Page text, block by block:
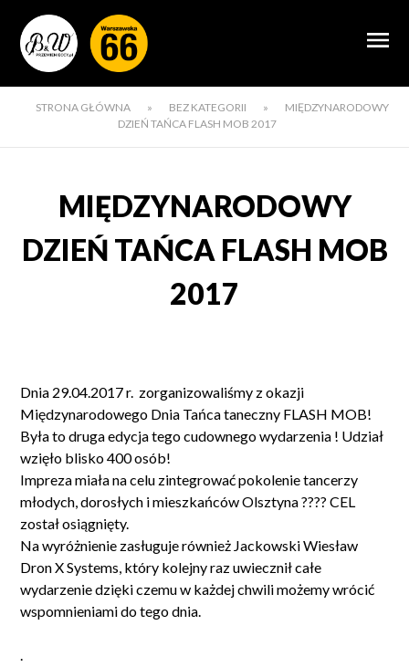
STRONA GŁÓWNA » BEZ KATEGORII »
MIĘDZYNARODOWY
DZIEŃ TAŃCA FLASH MOB 2017
MIĘDZYNARODOWY
DZIEŃ TAŃCA FLASH MOB
2017
Dnia 29.04.2017 r. zorganizowaliśmy z okazji
Międzynarodowego Dnia Tańca taneczny FLASH MOB!
Była to druga edycja tego cudownego wydarzenia ! Udział
wzięło blisko 400 osób!
Impreza miała na celu zintegrować pokolenie tancerzy
młodych, dorosłych i mieszkańców Olsztyna ???? CEL
został osiągnięty.
Na wyróżnienie zasługuje również Jackowski Wiesław
Dron X Systems, który kolejny raz uwiecznił całe
wydarzenie dzięki czemu w każdej chwili możemy wrócić
wspomnieniami do tego dnia.
.